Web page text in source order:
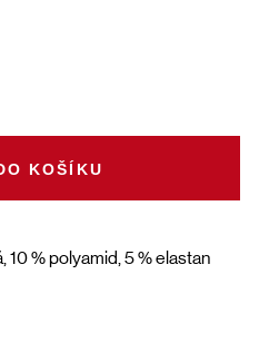
10 % polyamid, 5 % elastan
KOŠÍKU